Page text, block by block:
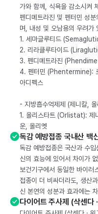
가와 함께, 식욕을 감소시켜
펜디메트라진 및 펜터민 성
며, 내성 및 오남용의 우려가
1. 세마글루티드
2. 리라클루타이드
3. 펜디메트라진
4. 펜터민 (Phentermine):
아디펙스
- 지방흡수억제제 (제니칼,
1. 올리스타트 (Orlistat): 제
운, 올리엣
독감 예방접종 국내산 백
독감 예방접종은 국산과 수
신의 효능에 있어서 차이가
보건기구에서 동일한 바이
접종이 더 비싸더라도, 생산
신 본연의 성분과 효과에는
다이어트 주사제 (삭센다